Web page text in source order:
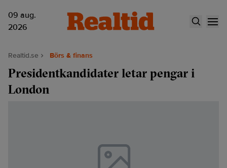
09 aug.
2026
Realtid.se Börs & finans
Presidentkandidater letar pengar i
London